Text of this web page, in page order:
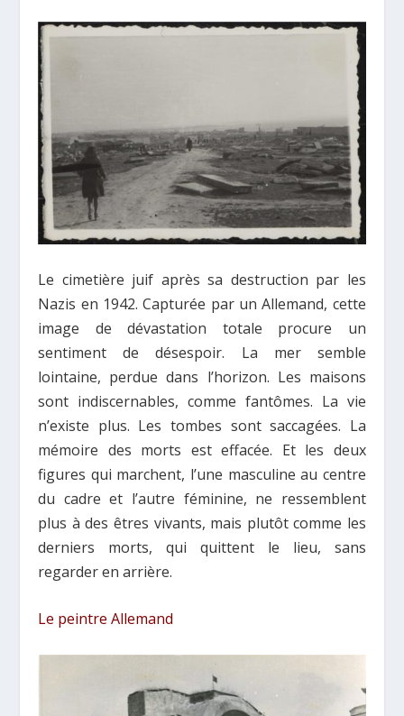
Le cimetière juif après sa destruction par les
Nazis en 1942. Capturée par un Allemand, cette
image de dévastation totale procure un
sentiment de désespoir. La mer semble
lointaine, perdue dans l’horizon. Les maisons
sont indiscernables, comme fantômes. La vie
n’existe plus. Les tombes sont saccagées. La
mémoire des morts est effacée. Et les deux
figures qui marchent, l’une masculine au centre
du cadre et l’autre féminine, ne ressemblent
plus à des êtres vivants, mais plutôt comme les
derniers morts, qui quittent le lieu, sans
regarder en arrière.
Le peintre Allemand